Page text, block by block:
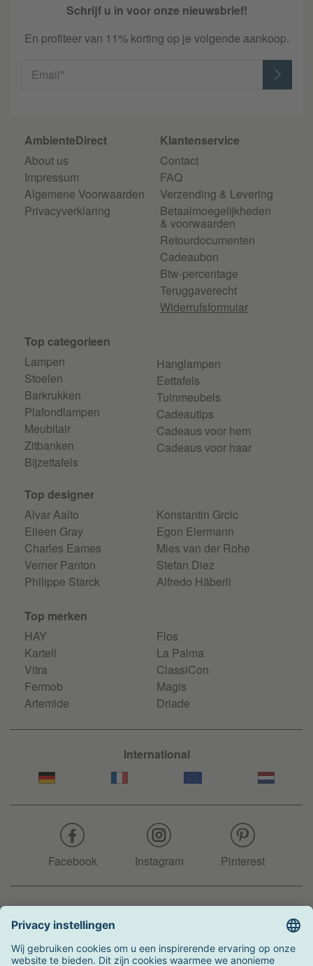
Schrijf u in voor onze nieuwsbrief!
En profiteer van 11% korting op je volgende aankoop.
Email*
AmbienteDirect
About us
Impressum
Algemene Voorwaarden
Privacyverklaring
Klantenservice
Contact
FAQ
Verzending & Levering
Betaalmoegelijkheden
& voorwaarden
Retourdocumenten
Cadeaubon
Btw-percentage
Teruggaverecht
Widerrufsformular
Top categorieen
Lampen
Stoelen
Barkrukken
Plafondlampen
Meubilair
Zitbanken
Bijzettafels
Hanglampen
Eettafels
Tuinmeubels
Cadeautips
Cadeaus voor hem
Cadeaus voor haar
Top designer
Alvar Aalto
Eileen Gray
Charles Eames
Verner Panton
Philippe Starck
Konstantin Grcic
Egon Eiermann
Mies van der Rohe
Stefan Diez
Alfredo Häberli
Top merken
HAY
Kartell
Vitra
Fermob
Artemide
Flos
La Palma
ClassiCon
Magis
Driade
International
Facebook Instagram Pinterest
+31 204 990 283